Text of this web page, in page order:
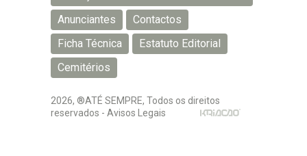
Privacidade
Anunciantes
Contactos
Ficha Técnica
Estatuto Editorial
Cemitérios
2026, ®ATÉ SEMPRE, Todos os direitos
reservados - Avisos Legais